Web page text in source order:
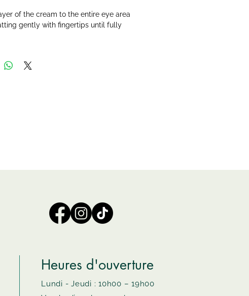
of the cream to the entire eye area
gently with fingertips until fully
Heures d'ouverture
Lundi - Jeudi : 10h00 – 19h00